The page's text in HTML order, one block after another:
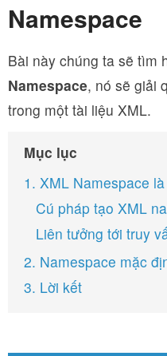
Namespace
Bài này chúng ta sẽ tìm
Namespace, nó sẽ giải
trong một tài liệu XML.
Mục lục
1. XML Namespace
Cú pháp tạo XML
Liên tưởng tới truy
2. Namespace mặc
3. Lời kết